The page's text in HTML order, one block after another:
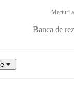
Meciuri
Banca de